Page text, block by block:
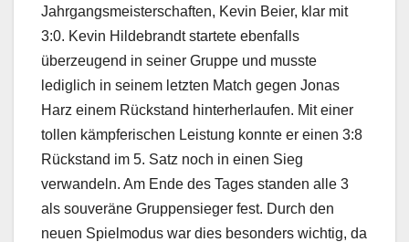
Jahrgangsmeisterschaften, Kevin Beier, klar mit
3:0. Kevin Hildebrandt startete ebenfalls
überzeugend in seiner Gruppe und musste
lediglich in seinem letzten Match gegen Jonas
Harz einem Rückstand hinterherlaufen. Mit einer
tollen kämpferischen Leistung konnte er einen 3:8
Rückstand im 5. Satz noch in einen Sieg
verwandeln. Am Ende des Tages standen alle 3
als souveräne Gruppensieger fest. Durch den
neuen Spielmodus war dies besonders wichtig, da